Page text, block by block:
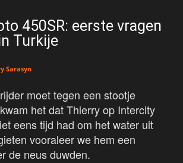
450SR: eerste vragen
Turkije
Sarasyn
moet tegen een stootje
het dat Thierry op Intercity
eens tijd had om het water uit
vooraleer we hem een
de neus duwden.